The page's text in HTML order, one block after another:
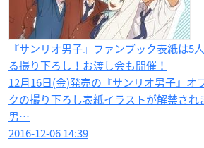
『サンリオ男子』ファンブック表紙は5
る撮り下ろし！お渡し会も開催！
12月16日(金)発売の『サンリオ男子』オ
クの撮り下ろし表紙イラストが解禁され
男…
2016-12-06 14:39